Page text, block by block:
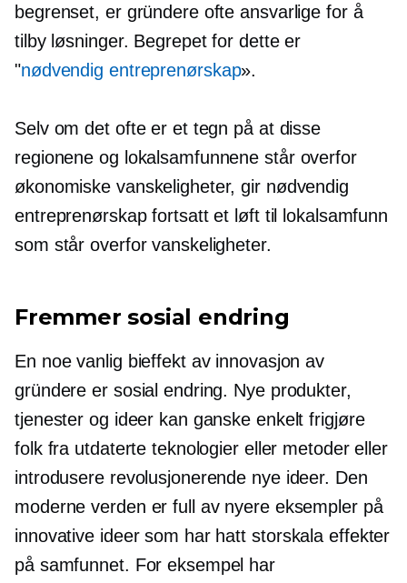
begrenset, er gründere ofte ansvarlige for å
tilby løsninger. Begrepet for dette er
"nødvendig entreprenørskap».
Selv om det ofte er et tegn på at disse
regionene og lokalsamfunnene står overfor
økonomiske vanskeligheter, gir nødvendig
entreprenørskap fortsatt et løft til lokalsamfunn
som står overfor vanskeligheter.
Fremmer sosial endring
En noe vanlig bieffekt av innovasjon av
gründere er sosial endring. Nye produkter,
tjenester og ideer kan ganske enkelt frigjøre
folk fra utdaterte teknologier eller metoder eller
introdusere revolusjonerende nye ideer. Den
moderne verden er full av nyere eksempler på
innovative ideer som har hatt storskala effekter
på samfunnet. For eksempel har